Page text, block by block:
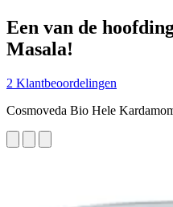
Een van de
Masala!
2 Klantbeoordelingen
Cosmoveda Bio Hele